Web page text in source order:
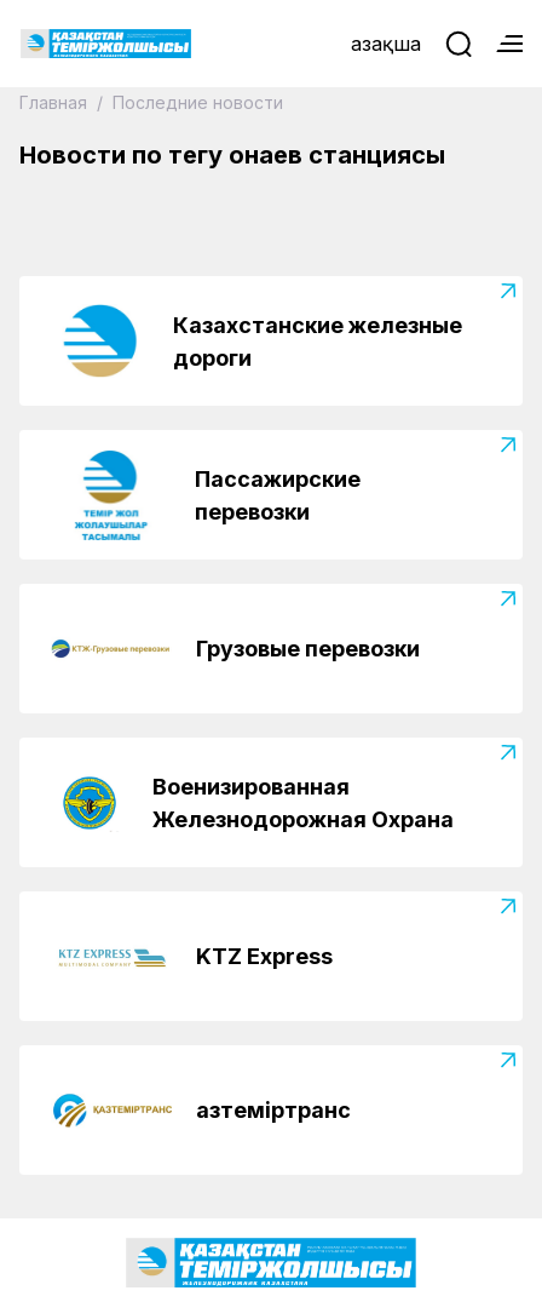
Қазақша
Главная / Последние новости
Новости по тегу Қонаев станциясы
27.04.2026
«STOP-трафик» в пассажирских поездах
Казахстанские железные
дороги
Пассажирские
перевозки
Грузовые перевозки
Военизированная
Железнодорожная Охрана
KTZ Express
Қазтеміртранс